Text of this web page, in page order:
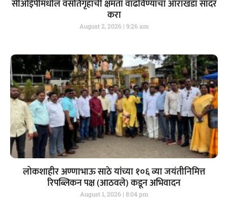
सीओईपीमधील वसतिगृहाची क्षमता वाढविण्याचा आराखडा सादर
करा
August 2, 2026 9:26 am
लोकशाहीर अण्णाभाऊ साठे यांच्या १०६ व्या जयंतीनिमित्त
रिपब्लिकन पक्ष (आठवले) कडून अभिवादन
August 1, 2026 8:04 pm